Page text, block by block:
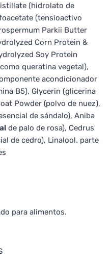
(hidrolato de
(tensioactivo
Parkii Butter
Corn Protein &
Soy Protein
queratina vegetal),
acondicionador
B5), Glycerin (glicerina
Powder (polvo de nuez),
de sándalo), Aniba
de palo de rosa), Cedrus
de cedro), Linalool. parte
para alimentos.